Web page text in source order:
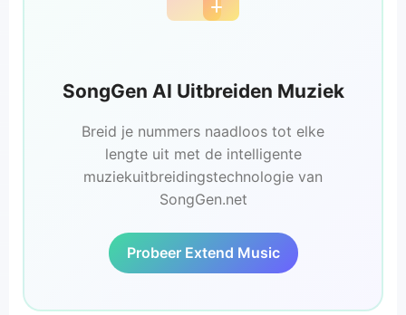
SongGen AI Uitbreiden Muziek
Breid je nummers naadloos tot elke
lengte uit met de intelligente
muziekuitbreidingstechnologie van
SongGen.net
Probeer Extend Music